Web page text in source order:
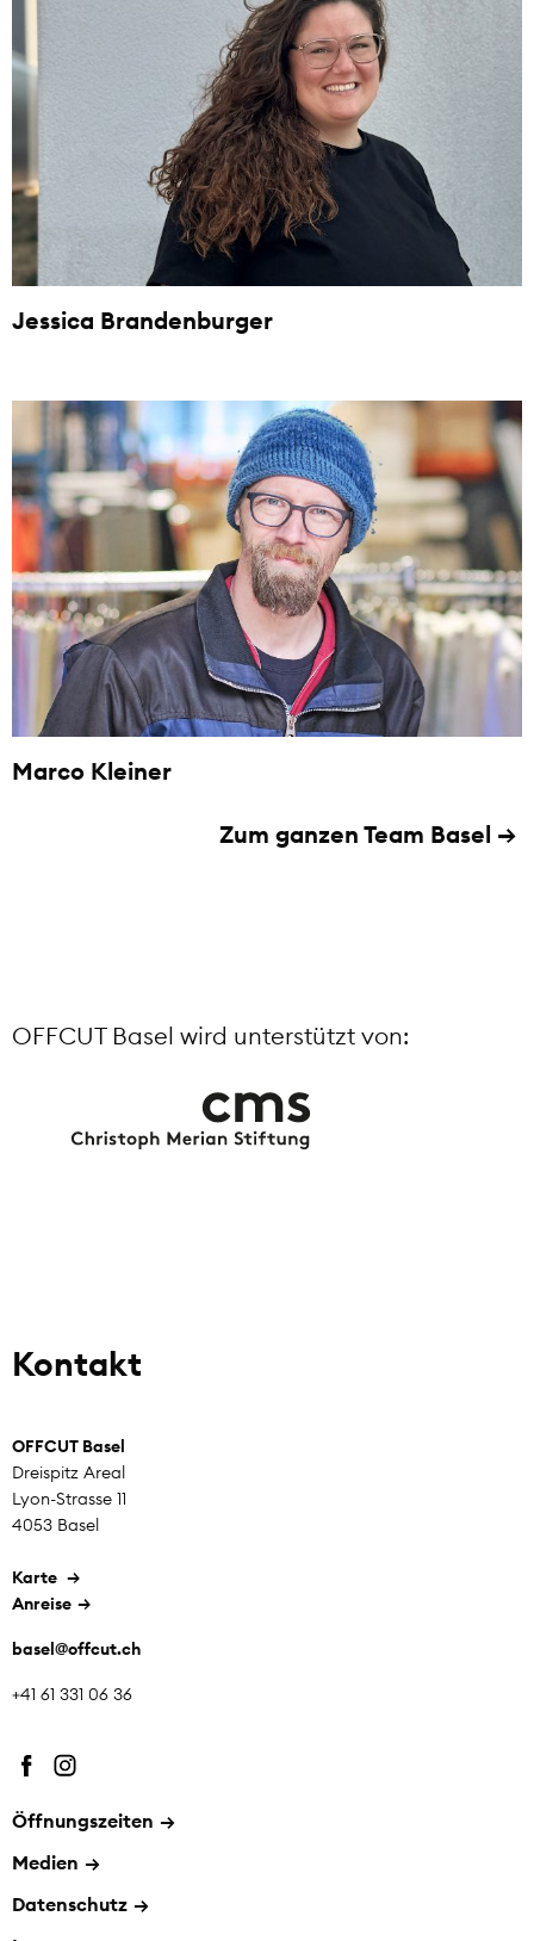
Jessica Brandenburger
Marco Kleiner
Zum ganzen Team Basel
OFFCUT Basel wird unterstützt von:
Kontakt
OFFCUT Basel
Dreispitz Areal
Lyon-Strasse 11
4053 Basel
Karte
Anreise
basel@offcut.ch
+41 61 331 06 36
Öffnungszeiten →
Medien →
Datenschutz →